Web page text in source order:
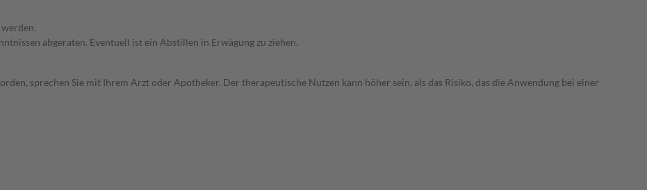
abgeraten. Eventuell ist ein Abstillen in Erwägung zu ziehen.
sprechen Sie mit Ihrem Arzt oder Apotheker. Der therapeutische Nutzen kann höher sein, als das Risiko, das die Anwendung bei einer